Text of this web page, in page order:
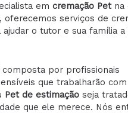
emcremação Petna
, oferecemos serviços de
o tutor e sua família a
composta por profissionais
que trabalharão
Pet de estimação seja
que ele merece. Nós